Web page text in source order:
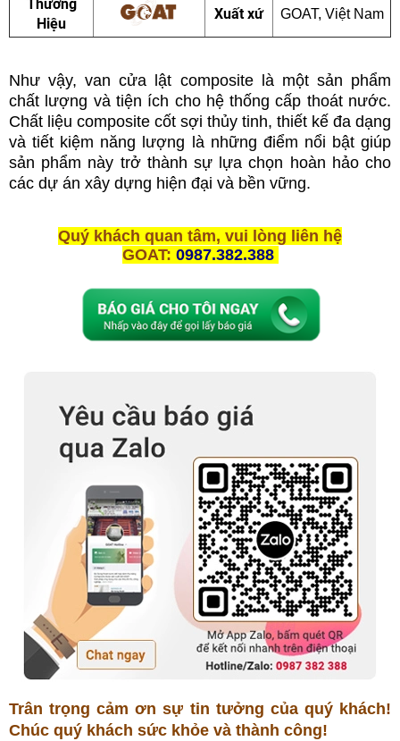
Thương
Hiệu
Xuất xứ GOAT, Việt Nam
Như vậy,van cửa lật composite
là một sản phẩm
chất lượng và tiện ích cho hệ thống cấp thoát nước.
Chất liệu composite cốt sợi thủy tinh, thiết kế đa dạng
và tiết kiệm năng lượng là những điểm nổi bật giúp
sản phẩm này trở thành sự lựa chọn hoàn hảo cho
các dự án xây dựng hiện đại và bền vững.
Quý khách quan tâm, vui lòng liên hệ
GOAT: 0987.382.388
Trân trọng cảm ơn sự tin tưởng của quý khách!
Chúc quý khách sức khỏe và thành công!